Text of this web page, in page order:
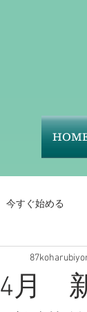
今すぐ始める
4月